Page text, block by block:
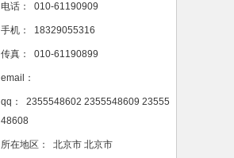
电话： 010-61190909
手机： 18329055316
传真： 010-61190899
email：
qq：
2355548602 2355548609 23555
48608
所在地区： 北京市 北京市